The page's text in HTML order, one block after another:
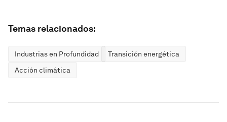
Temas relacionados:
Industrias en Profundidad
Transición energética
Acción climática